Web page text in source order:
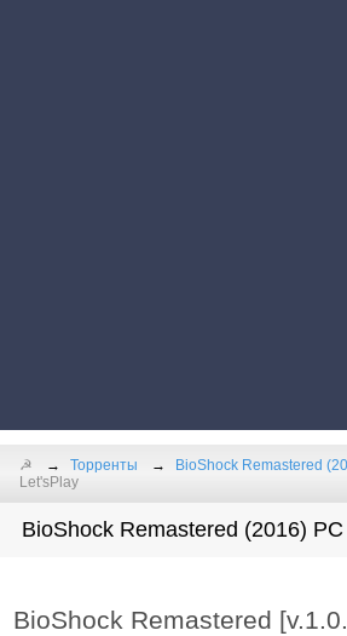
☭ Торренты BioShock Remastered
Let'sPlay
BioShock Remastered (2016) PC
BioShock Remastered